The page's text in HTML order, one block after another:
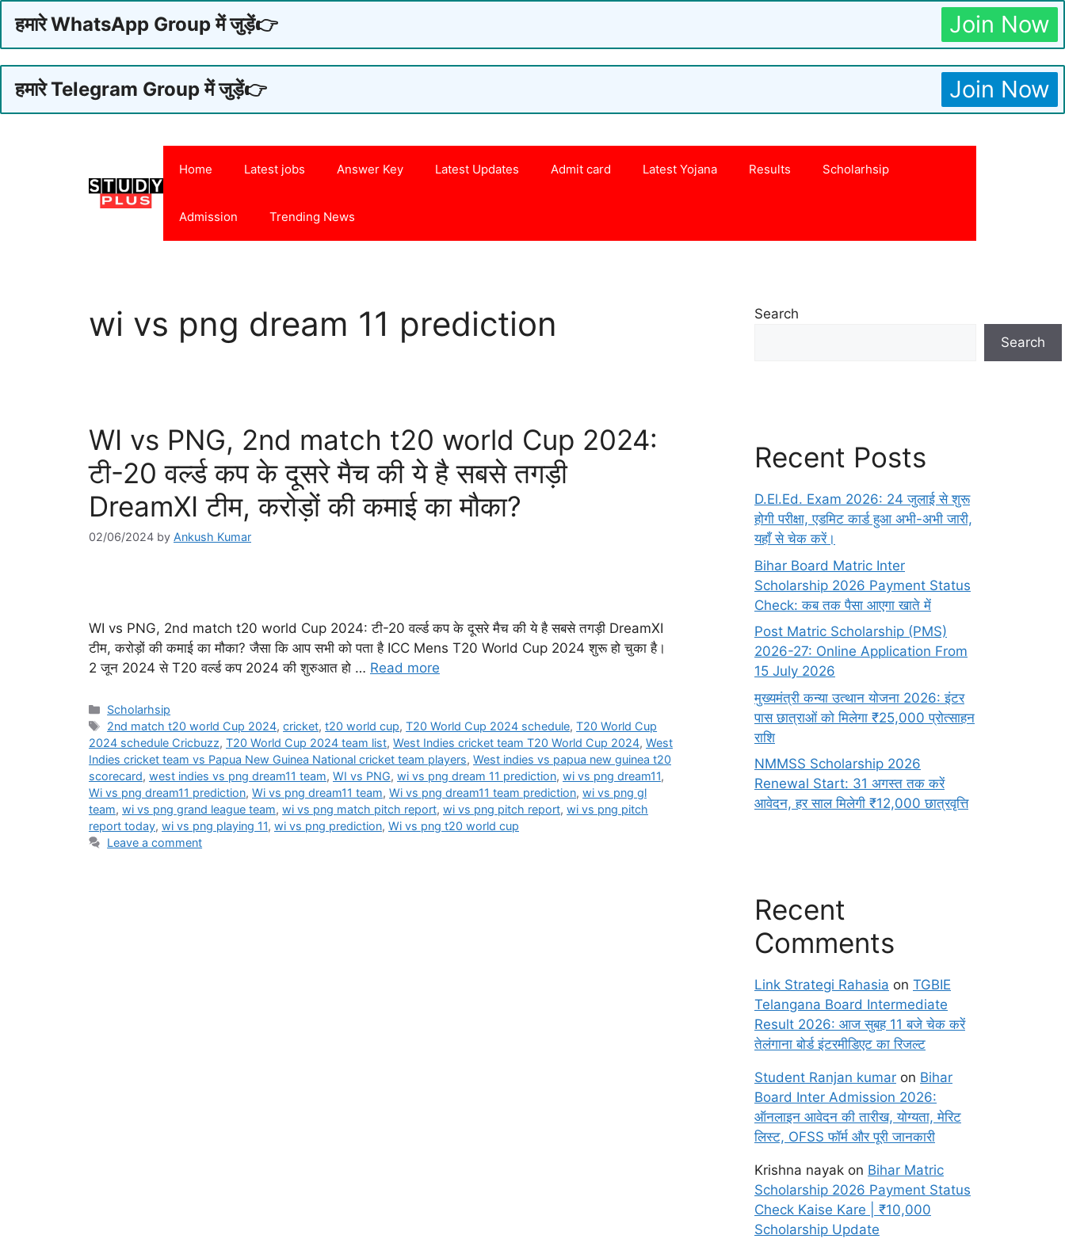
हमारे WhatsApp Group में जुड़ें👉 Join Now
हमारे Telegram Group में जुड़ें👉 Join Now
Home Latest jobs Answer Key Latest Updates Admit card Latest Yojana Results Scholarhsip
Admission Trending News
wi vs png dream 11 prediction
WI vs PNG, 2nd match t20 world Cup 2024:
टी-20 वर्ल्ड कप के दूसरे मैच की ये है सबसे तगड़ी
DreamXI टीम, करोड़ों की कमाई का मौका?
02/06/2024 by Ankush Kumar
WI vs PNG, 2nd match t20 world Cup 2024: टी-20 वर्ल्ड कप के दूसरे मैच की ये है सबसे तगड़ी DreamXI
टीम, करोड़ों की कमाई का मौका? जैसा कि आप सभी को पता है ICC Mens T20 World Cup 2024 शुरू हो चुका है।
2 जून 2024 से T20 वर्ल्ड कप 2024 की शुरुआत हो … Read more
Categories
Scholarhsip
Tags
2nd match t20 world Cup 2024,cricket,t20 world cup,T20 World Cup 2024 schedule,T20 World Cup
2024 schedule Cricbuzz, T20 World Cup 2024 team list, West Indies cricket team T20 World Cup 2024, West
Indies cricket team vs Papua New Guinea National cricket team players, West indies vs papua new guinea t20
scorecard, west indies vs png dream11 team, WI vs PNG, wi vs png dream 11 prediction, wi vs png dream11,
Wi vs png dream11 prediction, Wi vs png dream11 team, Wi vs png dream11 team prediction, wi vs png gl
team, wi vs png grand league team, wi vs png match pitch report, wi vs png pitch report, wi vs png pitch
report today, wi vs png playing 11, wi vs png prediction, Wi vs png t20 world cup
Leave a comment
Search
Search
Recent Posts
D.El.Ed. Exam 2026: 24 जुलाई से शुरू
होगी परीक्षा, एडमिट कार्ड हुआ अभी-अभी जारी,
यहाँ से चेक करें।
Bihar Board Matric Inter
Scholarship 2026 Payment Status
Check: कब तक पैसा आएगा खाते में
Post Matric Scholarship (PMS)
2026-27: Online Application From
15 July 2026
मुख्यमंत्री कन्या उत्थान योजना 2026: इंटर
पास छात्राओं को मिलेगा ₹25,000 प्रोत्साहन
राशि
NMMSS Scholarship 2026
Renewal Start: 31 अगस्त तक करें
आवेदन, हर साल मिलेगी ₹12,000 छात्रवृत्ति
Recent
Comments
Link Strategi Rahasia on TGBIE
Telangana Board Intermediate
Result 2026: आज सुबह 11 बजे चेक करें
तेलंगाना बोर्ड इंटरमीडिएट का रिजल्ट
Student Ranjan kumar on Bihar
Board Inter Admission 2026:
ऑनलाइन आवेदन की तारीख, योग्यता, मेरिट
लिस्ट, OFSS फॉर्म और पूरी जानकारी
Krishna nayak on Bihar Matric
Scholarship 2026 Payment Status
Check Kaise Kare | ₹10,000
Scholarship Update